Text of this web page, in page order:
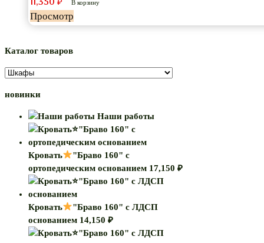
В корзину
Просмотр
Каталог товаров
новинки
Наши работы
Кровать
"Браво 160" с
ортопедическим основанием 17,150 ₽
Кровать
"Браво 160" с ЛДСП
основанием 14,150 ₽